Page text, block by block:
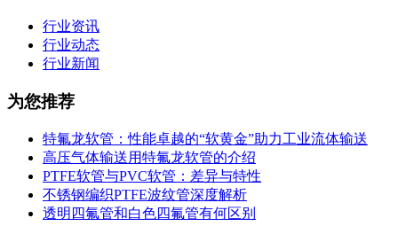
行业资讯
行业动态
行业新闻
为您推荐
特氟龙软管：性能卓越的“软黄金”助力工业流体输送
高压气体输送用特氟龙软管的介绍
PTFE软管与PVC软管：差异与特性
不锈钢编织PTFE波纹管深度解析
透明四氟管和白色四氟管有何区别